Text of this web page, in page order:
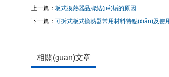
上一篇： 板式換熱器品牌結(jié)垢的原因
下一篇： 可拆式板式換熱器常用材料特點(diǎn)及使
相關(guān)文章